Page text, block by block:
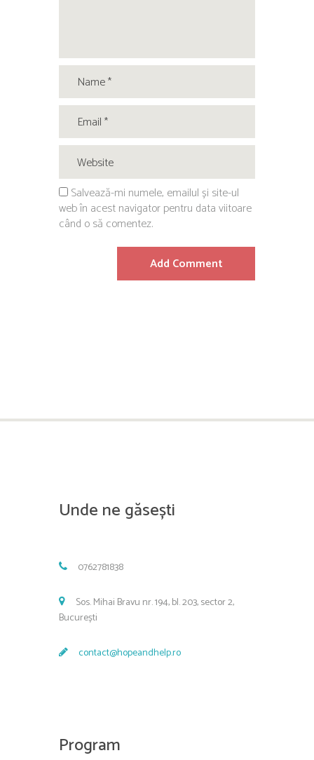
Salvează-mi numele, emailul și site-ul
web în acest navigator pentru data viitoare
când o să comentez.
Unde ne găsești
0762781838
Sos. Mihai Bravu nr. 194, bl. 203, sector 2,
București
contact@hopeandhelp.ro
Program